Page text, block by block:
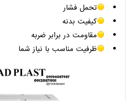
تحمل فشار
کیفیت بدنه
مقاومت در برابر ضربه
ظرفیت مناسب با نیاز شما